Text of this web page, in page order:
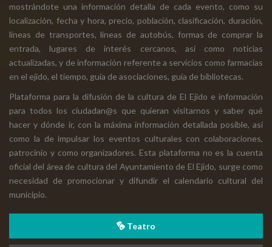
mostrándote una información detalla de cada evento, como su
localización, fecha y hora, precio, población, clasificación, duración,
líneas de transportes, líneas de autobús, formas de comprar la
entrada, lugares de interés cercanos, así como noticias
actualizadas, y de información referente a servicios como farmacias
en el ejido, el tiempo, guía de asociaciones, guía de bibliotecas.
Plataforma para la difusión de la cultura de El Ejido e información
para todos los ciudadan@s que quieran visitarnos y saber qué
hacer y dónde ir, con la máxima información detallada posible, así
como la de impulsar los eventos culturales con colaboraciones,
patrocinio y como organizadores. Esta plataforma no es la cuenta
oficial del área de cultura del Ayuntamiento de El Ejido, surge como
necesidad de promocionar y difundir el calendario cultural del
municipio.
Teatro